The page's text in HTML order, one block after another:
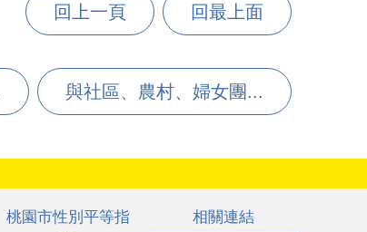
回上一頁 回最上面
與社區、農村、婦女團...
桃園市性別平等指
相關連結